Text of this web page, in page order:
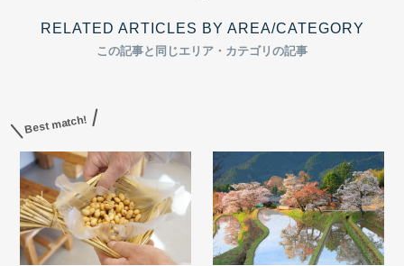
RELATED ARTICLES BY AREA/CATEGORY
この記事と同じエリア・カテゴリの記事
Best match!